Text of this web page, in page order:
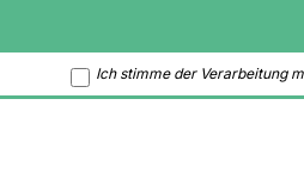
Ich stimme der Verarbeitung